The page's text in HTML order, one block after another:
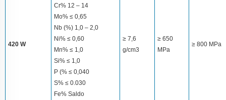
420 W
Cr% 12 – 14
Mo% ≤ 0,65
Nb (%) 1,0 – 2,0
Ni% ≤ 0,60
Mn% ≤ 1,0
Si% ≤ 1,0
P (% ≤ 0,040
S% ≤ 0.030
Fe% Saldo
≥ 7,6
g/cm3
≥ 650
MPa
≥ 800 MPa